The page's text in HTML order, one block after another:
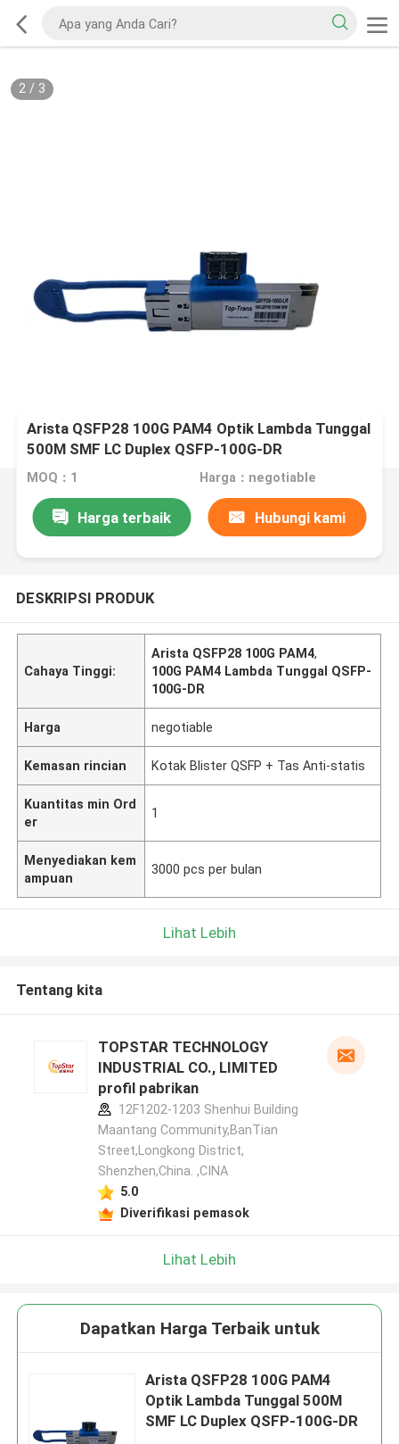
2/ 3
Arista QSFP28 100G PAM4 Optik Lambda Tunggal
500M SMF LC Duplex QSFP-100G-DR
MOQ：1 Harga：negotiable
Harga terbaik Hubungi kami
DESKRIPSI PRODUK
Cahaya Tinggi:
Arista QSFP28 100G PAM4,
100G PAM4 Lambda Tunggal QSFP-
100G-DR
Harga negotiable
Kemasan rincian Kotak Blister QSFP + Tas Anti-statis
Kuantitas min Ord
er
1
Menyediakan kem
ampuan
3000 pcs per bulan
Lihat Lebih
Tentang kita
TOPSTAR TECHNOLOGY
INDUSTRIAL CO., LIMITED
profil pabrikan
12F1202-1203 Shenhui Building
Maantang Community,BanTian
Street,Longkong District,
Shenzhen,China. ,CINA
5.0
Diverifikasi pemasok
Lihat Lebih
Dapatkan Harga Terbaik untuk
Arista QSFP28 100G PAM4
Optik Lambda Tunggal 500M
SMF LC Duplex QSFP-100G-DR